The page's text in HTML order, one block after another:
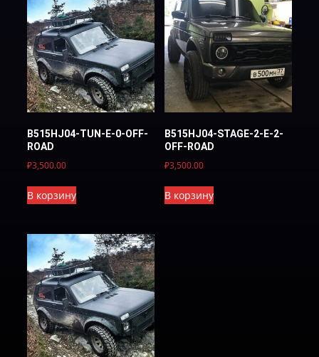
B515HJ04-TUN-E-0-OFF-
ROAD
₽3,500.00
В корзину
B515HJ04-STAGE-2-E-2-
OFF-ROAD
₽3,500.00
В корзину